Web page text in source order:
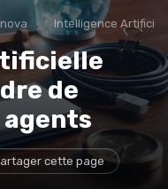
Intelligence
de
agents
cette page